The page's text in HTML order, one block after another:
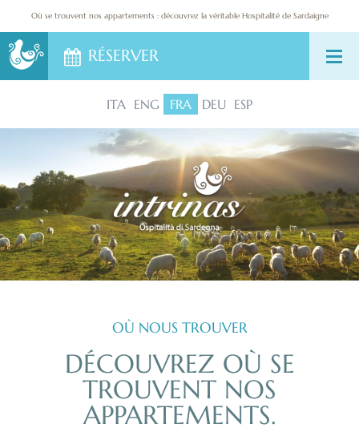
RÉSERVER
ITA ENG FRA DEU ESP
Où se trouvent nos appartements : découvrez la véritable Hospitalité de Sardaigne
CONTACTS
OÙ NOUS TROUVER
DÉCOUVREZ OÙ SE
TROUVENT NOS
APPARTEMENTS.